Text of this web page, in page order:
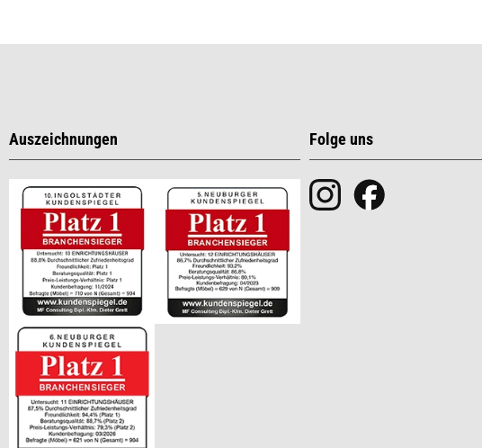
Auszeichnungen Folge uns